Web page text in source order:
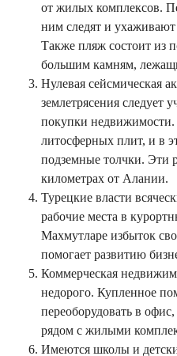
от жилых комплексов.
ним следят и
Также пляж состоит из
большим камням,
Нулевая сейсмическая
землетрясения следует
покупки недвижимости.
литосферных плит, и в
подземные толчки. Эти
километрах от Алании.
Турецкие власти
рабочие места в
Махмутларе избыток
помогает развитию
Коммерческая
недорого. Купленное
переоборудовать в
рядом с жилыми
Имеются школы и